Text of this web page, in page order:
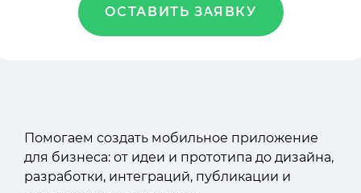
ОСТАВИТЬ ЗАЯВКУ
Помогаем создать мобильное приложение
для бизнеса: от идеи и прототипа до дизайна,
разработки, интеграций, публикации и